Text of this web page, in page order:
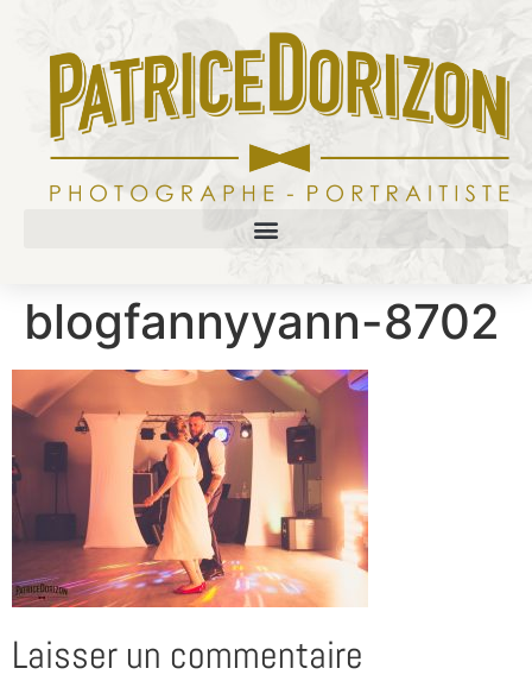
blogfannyyann-8702
Laisser un commentaire